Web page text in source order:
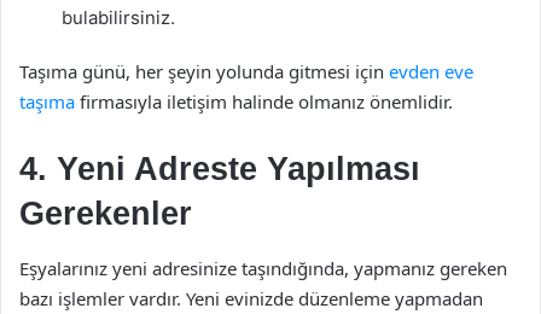
bulabilirsiniz.
Taşıma günü, her şeyin yolunda gitmesi için evden eve
taşıma firmasıyla iletişim halinde olmanız önemlidir.
4. Yeni Adreste Yapılması
Gerekenler
Eşyalarınız yeni adresinize taşındığında, yapmanız gereken
bazı işlemler vardır. Yeni evinizde düzenleme yapmadan